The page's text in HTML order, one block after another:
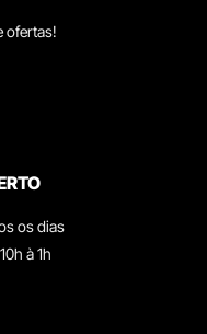
ofertas!
os dias
à 1h